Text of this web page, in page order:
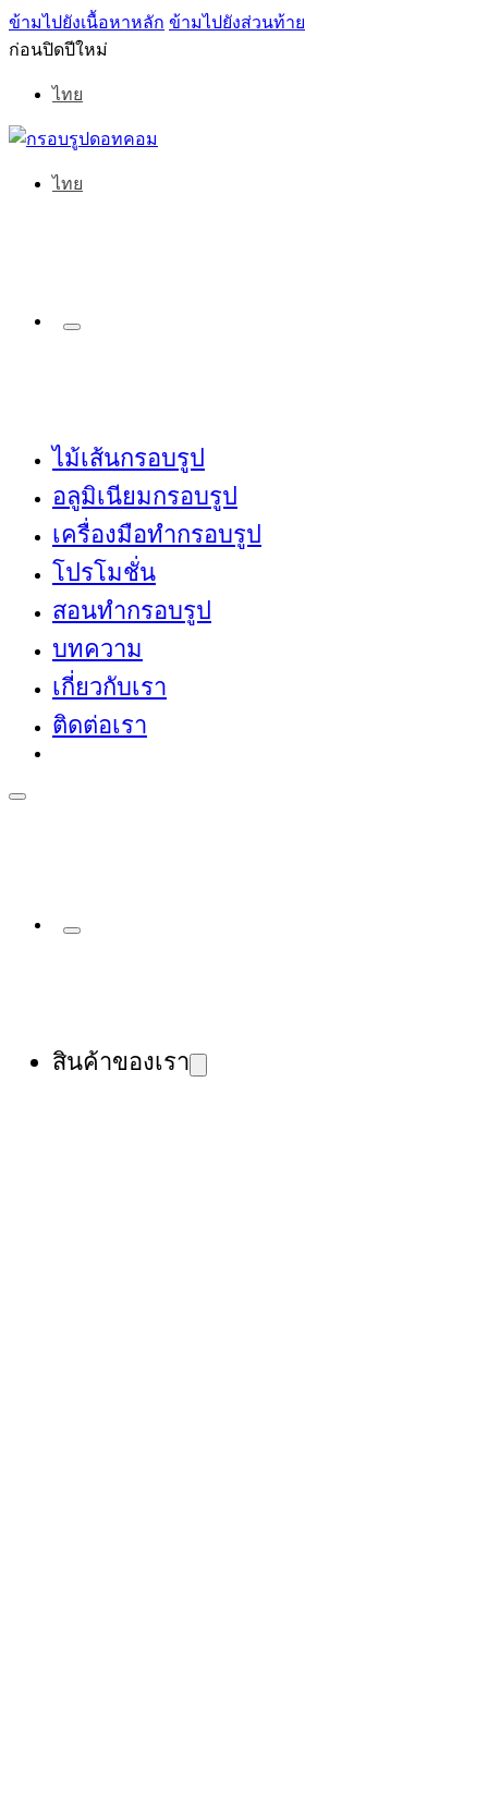
ข้ามไปยังเนื้อหาหลัก ข้ามไปยังส่วนท้าย
ก่อนปิดปีใหม่
ไทย
ไทย
ไม้เส้นกรอบรูป
อลูมิเนียมกรอบรูป
เครื่องมือทำกรอบรูป
โปรโมชั่น
สอนทำกรอบรูป
บทความ
เกี่ยวกับเรา
ติดต่อเรา
สินค้าของเรา